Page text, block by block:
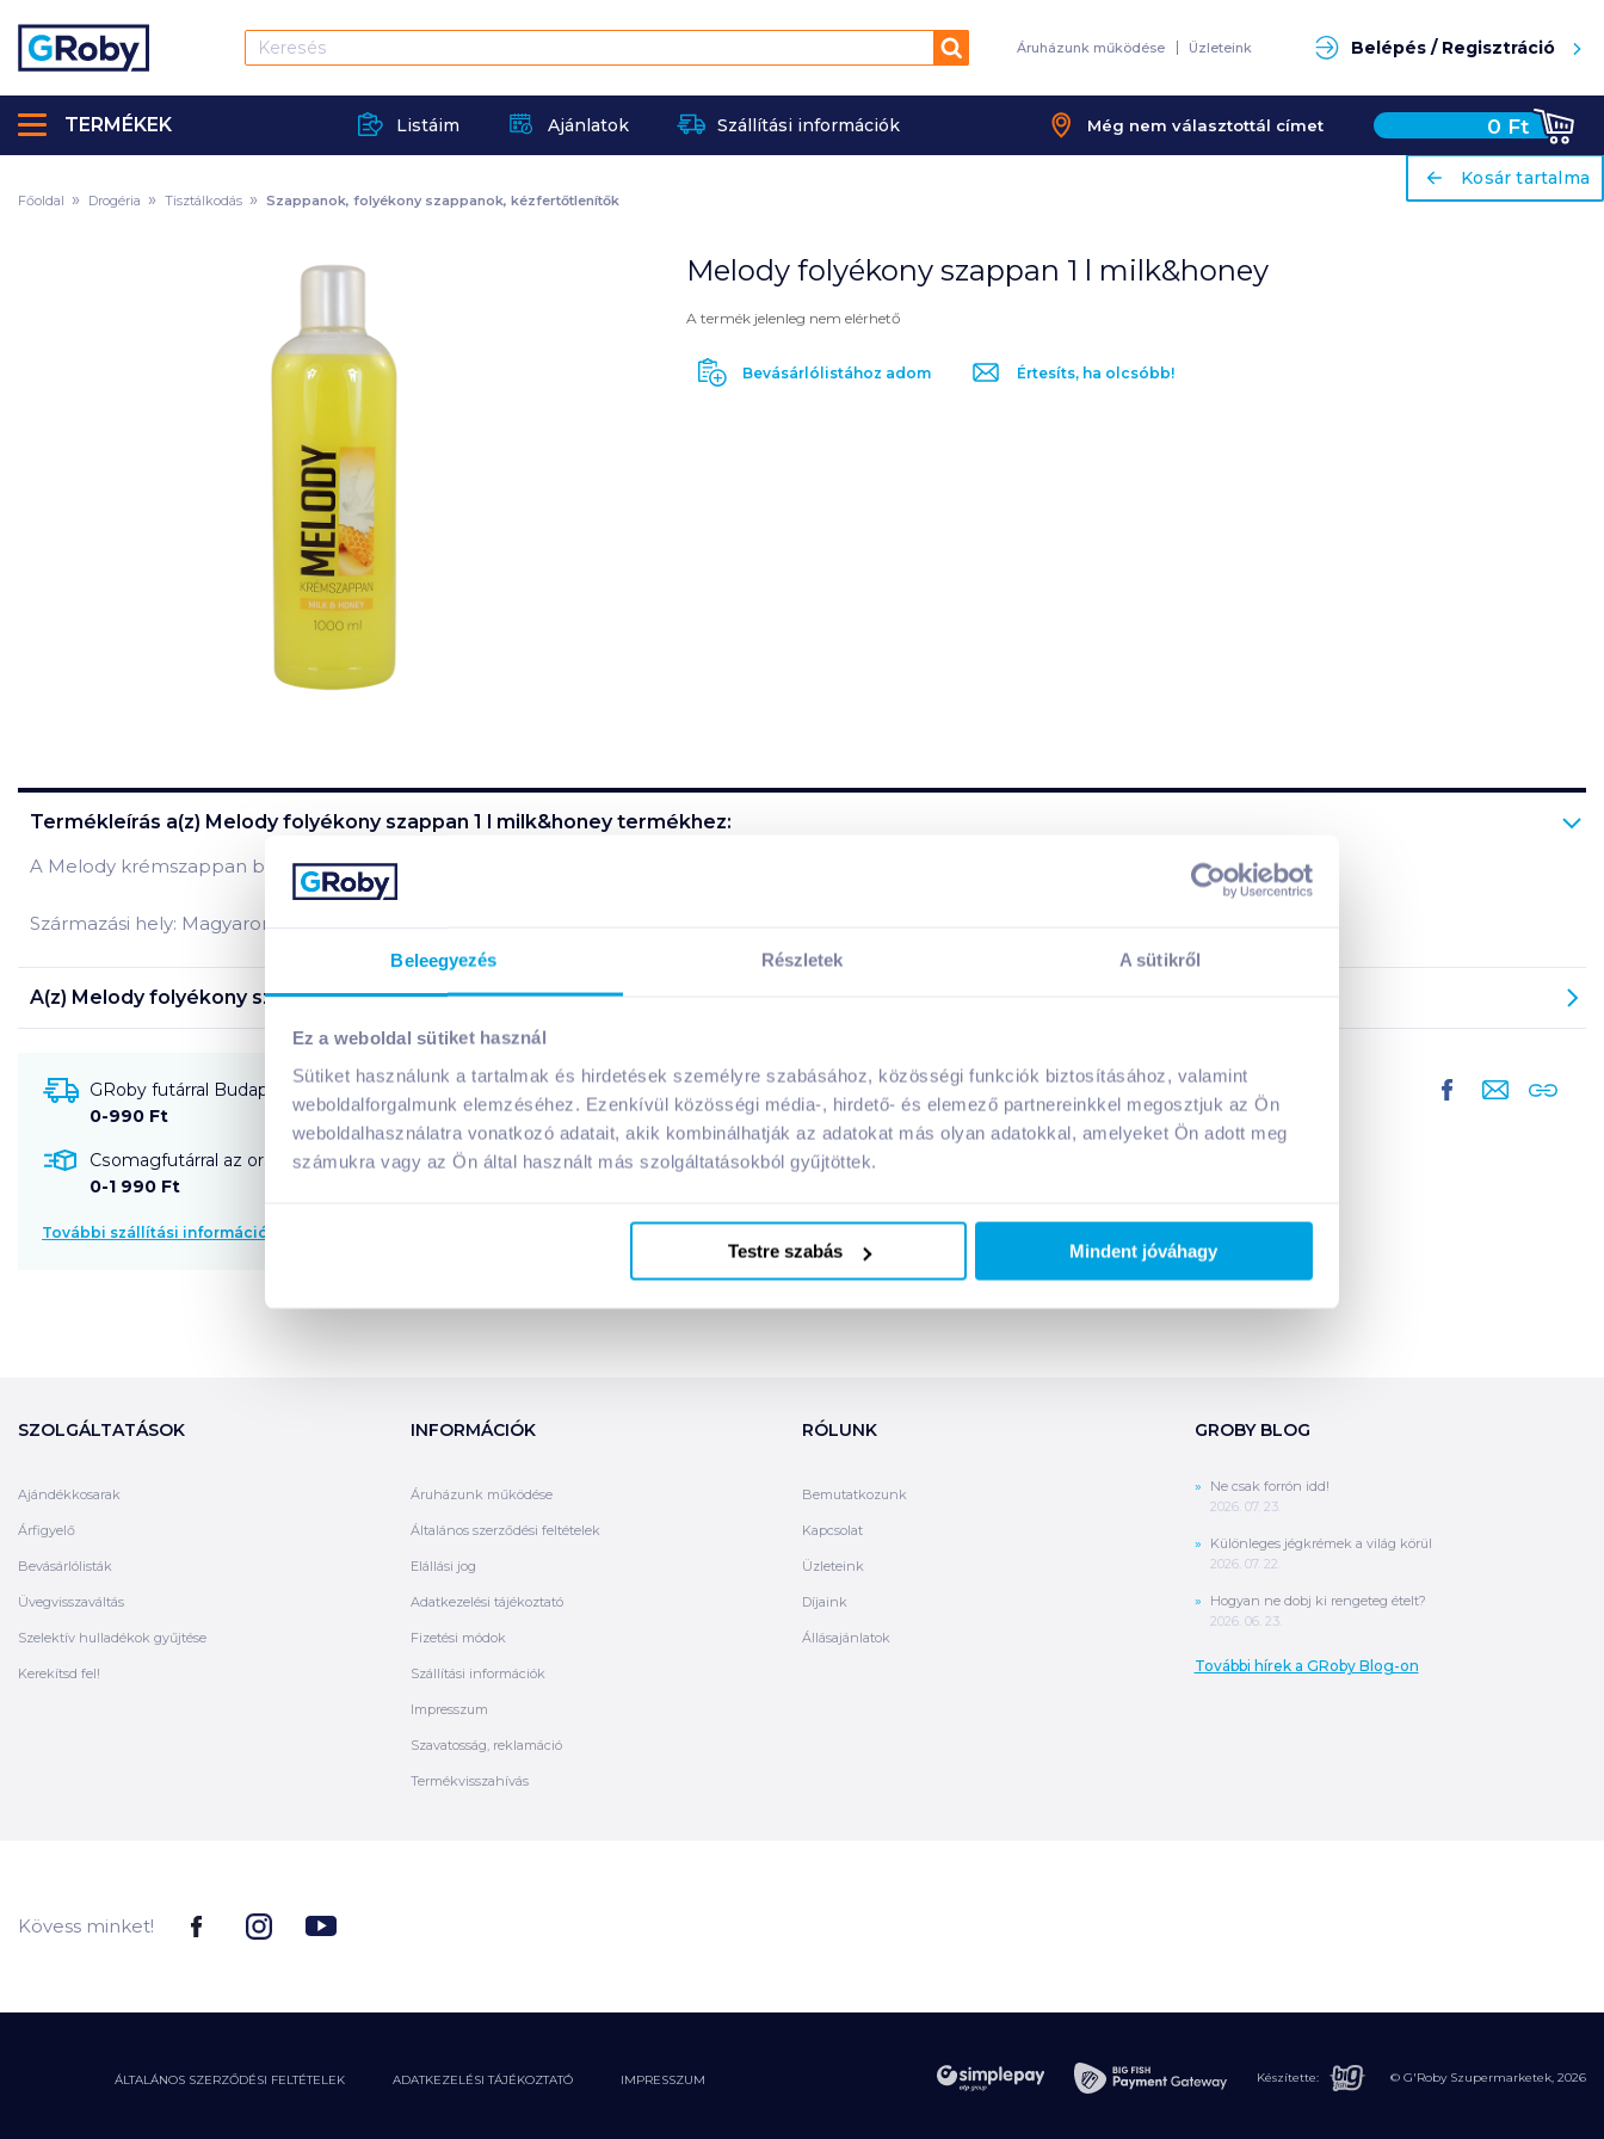
Beleegyezés Részletek A sütikről
Ez a weboldal sütiket használ
Sütiket használunk a tartalmak és hirdetések személyre szabásához, közösségi funkciók biztosításához, valamint
weboldalforgalmunk elemzéséhez. Ezenkívül közösségi média-, hirdető- és elemező partnereinkkel megosztjuk az Ön
weboldalhasználatra vonatkozó adatait, akik kombinálhatják az adatokat más olyan adatokkal, amelyeket Ön adott meg
számukra vagy az Ön által használt más szolgáltatásokból gyűjtöttek.
Testre szabás Mindent jóváhagy
Keresés Áruházunk működése Üzleteink Belépés / Regisztráció
Listáim Ajánlatok Szállítási információk Még nem választottál címet 0 Ft
TERMÉKEK
ariaLabel
Kosár tartalma
A kosarad jelenleg üres.
költséget nem tartalmazza. További
Főoldal Drogéria Tisztálkodás Szappanok, folyékony szappanok, kézfertőtlenítők
Melody folyékony szappan 1 l milk&honey
A termék jelenleg nem elérhető
Bevásárlólistához adom Értesíts, ha olcsóbb!
Termékleírás a(z) Melody folyékony szappan 1 l milk&honeytermékhez:
A Melody krémszappan bőrtápláló összetételének köszönhetően kíméletesen tisztítja bőrét és hosszantartó üde illatot biztosít.
Származási hely: Magyarország
A(z) Melody folyékony szappan 1 l milk&honeytermék összetevői:
GRoby futárral Budapestre és környékére szállítható
0-990 Ft
Csomagfutárral az ország egész területére szállítható!
0-1 990 Ft
További szállítási információk
Megosztás
SZOLGÁLTATÁSOK
Ajándékkosarak
Árfigyelő
Bevásárlólisták
Üvegvisszaváltás
Szelektív hulladékok gyűjtése
Kerekítsd fel!
INFORMÁCIÓK
Áruházunk működése
Általános szerződési feltételek
Elállási jog
Adatkezelési tájékoztató
Fizetési módok
Szállítási információk
Impresszum
Szavatosság, reklamáció
Termékvisszahívás
RÓLUNK
Bemutatkozunk
Kapcsolat
Üzleteink
Díjaink
Állásajánlatok
GROBY BLOG
Ne csak forrón idd!
2026. 07. 23.
Különleges jégkrémek a világ körül
2026. 07. 22.
Hogyan ne dobj ki rengeteg ételt?
2026. 06. 23.
További hírek a GRoby Blog-on
Kövess minket!
ÁLTALÁNOS SZERZŐDÉSI FELTÉTELEK ADATKEZELÉSI TÁJÉKOZTATÓ IMPRESSZUM Készítette: © G'Roby Szupermarketek, 2026